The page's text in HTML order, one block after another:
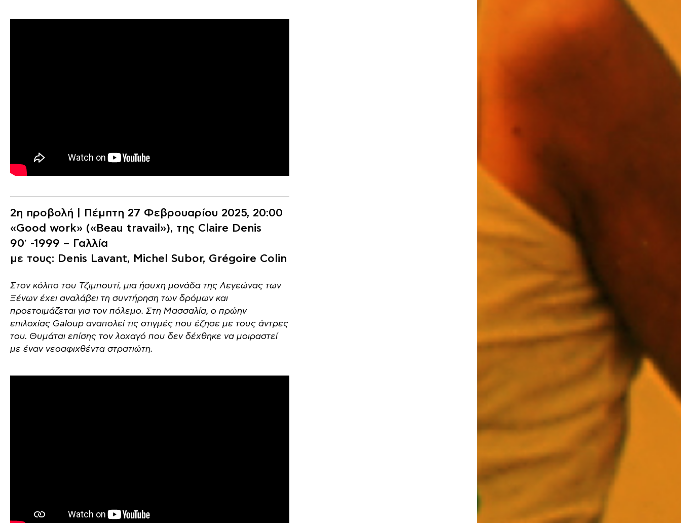
2η προβολή | Πέμπτη 27 Φεβρουαρίου 2025, 20:00
«Good work» («Beau travail»), της Claire Denis
90′ -1999 – Γαλλία
με τους: Denis Lavant, Michel Subor, Grégoire Colin
Στον κόλπο του Τζιμπουτί, μια ήσυχη μονάδα της Λεγεώνας των
Ξένων έχει αναλάβει τη συντήρηση των δρόμων και
προετοιμάζεται για τον πόλεμο. Στη Μασσαλία, ο πρώην
επιλοχίας Galoup αναπολεί τις στιγμές που έζησε με τους άντρες
του. Θυμάται επίσης τον λοχαγό που δεν δέχθηκε να μοιραστεί
με έναν νεοαφιχθέντα στρατιώτη.